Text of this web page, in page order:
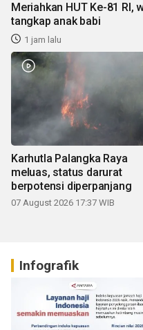
Meriahkan HUT Ke-81 RI,
tangkap anak babi
1 jam lalu
Karhutla Palangka Raya
meluas, status darurat
berpotensi diperpanjang
07 August 2026 17:37 WIB
Infografik